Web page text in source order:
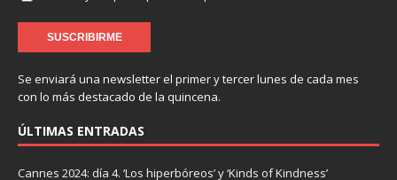
Se enviará una newsletter el primer y tercer lunes de cada mes
con lo más destacado de la quincena.
ÚLTIMAS ENTRADAS
Cannes 2024: día 4. ‘Los hiperbóreos’ y ‘Kinds of Kindness’